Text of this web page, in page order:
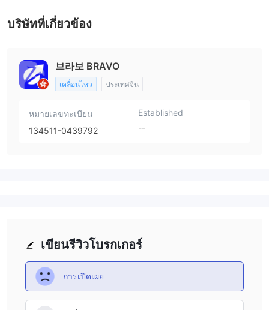
บริษัทที่เกี่ยวข้อง
브라보 BRAVO
เคลื่อนไหว ประเทศจีน
หมายเลขทะเบียน
134511-0439792
Established
--
เขียนรีวิวโบรกเกอร์
การเปิดเผย